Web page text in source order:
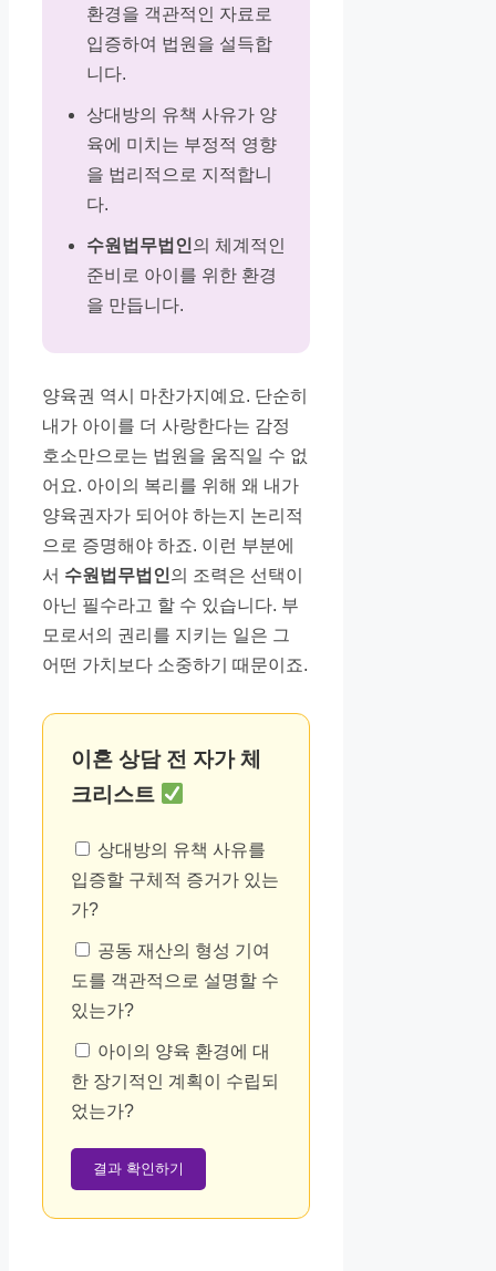
환경을 객관적인 자료로
입증하여 법원을 설득합
니다.
상대방의 유책 사유가 양
육에 미치는 부정적 영향
을 법리적으로 지적합니
다.
수원법무법인의 체계적인
준비로 아이를 위한 환경
을 만듭니다.
양육권 역시 마찬가지예요. 단순히
내가 아이를 더 사랑한다는 감정
호소만으로는 법원을 움직일 수 없
어요. 아이의 복리를 위해 왜 내가
양육권자가 되어야 하는지 논리적
으로 증명해야 하죠. 이런 부분에
서 수원법무법인의 조력은 선택이
아닌 필수라고 할 수 있습니다. 부
모로서의 권리를 지키는 일은 그
어떤 가치보다 소중하기 때문이죠.
이혼 상담 전 자가 체
크리스트
상대방의 유책 사유를
입증할 구체적 증거가 있는
가?
공동 재산의 형성 기여
도를 객관적으로 설명할 수
있는가?
아이의 양육 환경에 대
한 장기적인 계획이 수립되
었는가?
결과 확인하기